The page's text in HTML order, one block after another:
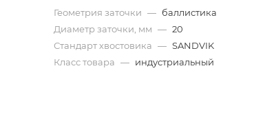
Геометрия заточки — баллистика
Диаметр заточки, мм — 20
Стандарт хвостовика — SANDVIK
Класс товара — индустриальный